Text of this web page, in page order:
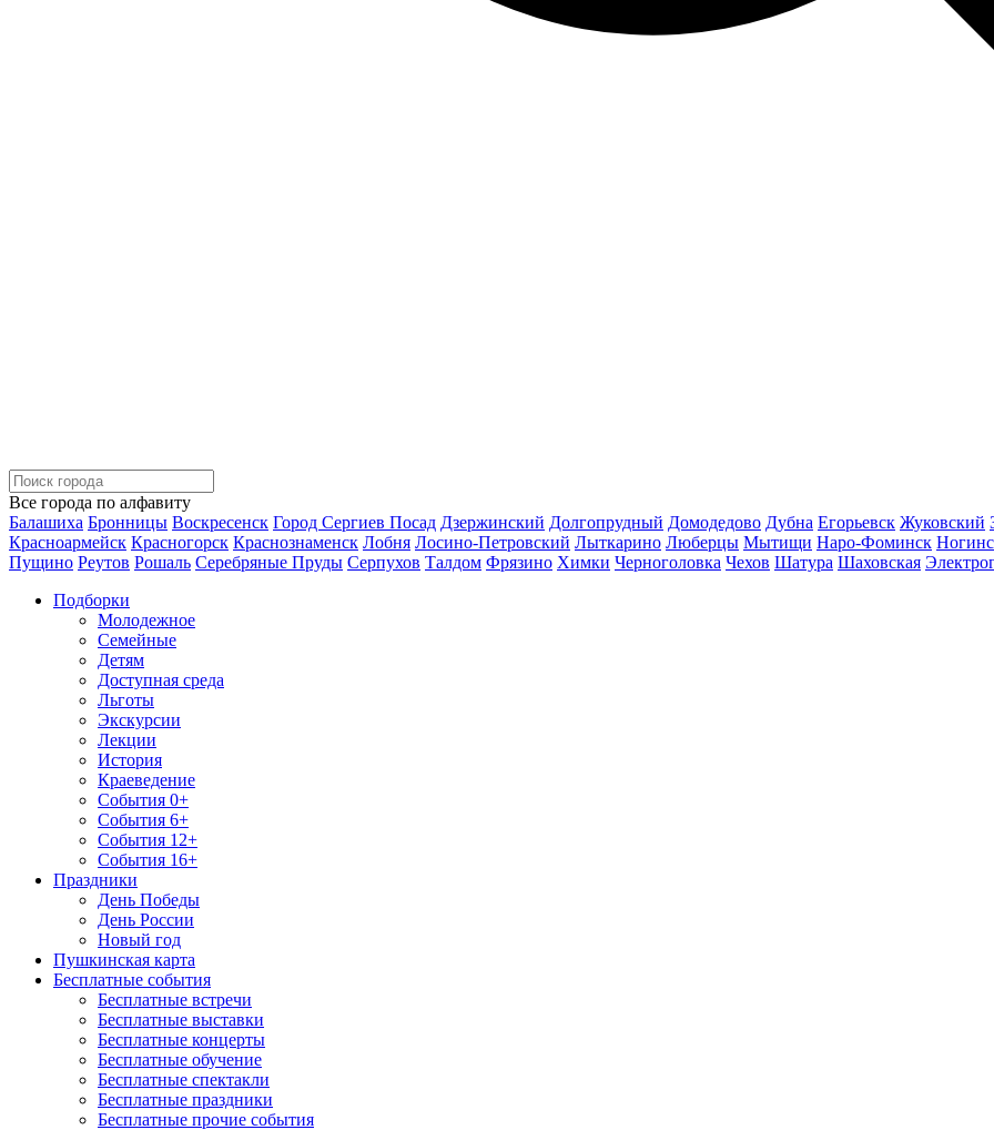
Все города по алфавиту
Балашиха Бронницы Воскресенск Город Сергиев Посад Дзержинский Долгопрудный Домодедово Дубна Егорьевск Жуковский
Красноармейск Красногорск Краснознаменск Лобня Лосино-Петровский Лыткарино Люберцы Мытищи Наро-Фоминск
Пущино Реутов Рошаль Серебряные Пруды Серпухов Талдом Фрязино Химки Черноголовка Чехов Шатура Шаховская
Подборки
Молодежное
Семейные
Детям
Доступная среда
Льготы
Экскурсии
Лекции
История
Краеведение
События 0+
События 6+
События 12+
События 16+
Праздники
День Победы
День России
Новый год
Пушкинская карта
Бесплатные события
Бесплатные встречи
Бесплатные выставки
Бесплатные концерты
Бесплатные обучение
Бесплатные спектакли
Бесплатные праздники
Бесплатные прочие события